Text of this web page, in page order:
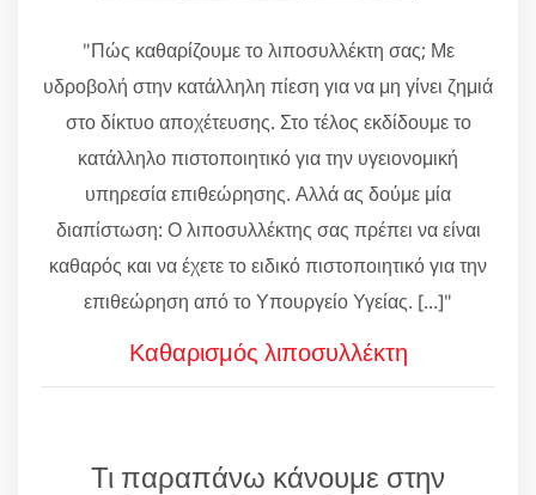
"Πώς καθαρίζουμε το λιποσυλλέκτη σας; Με
υδροβολή στην κατάλληλη πίεση για να μη γίνει ζημιά
στο δίκτυο αποχέτευσης. Στο τέλος εκδίδουμε το
κατάλληλο πιστοποιητικό για την υγειονομική
υπηρεσία επιθεώρησης. Αλλά ας δούμε μία
διαπίστωση: Ο λιποσυλλέκτης σας πρέπει να είναι
καθαρός και να έχετε το ειδικό πιστοποιητικό για την
επιθεώρηση από το Υπουργείο Υγείας. [...]"
Καθαρισμός λιποσυλλέκτη
Τι παραπάνω κάνουμε στην